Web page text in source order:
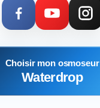
Choisir mon osmoseur
Waterdrop